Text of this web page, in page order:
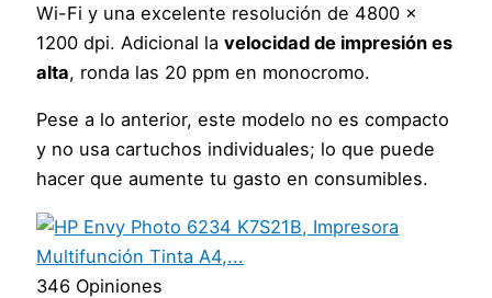
Wi-Fi y una excelente resolución de 4800 x
1200 dpi. Adicional lavelocidad de impresión es
alta, ronda las 20 ppm en monocromo.
Pese a lo anterior, este modelo no es compacto
y no usa cartuchos individuales; lo que puede
hacer que aumente tu gasto en consumibles.
346 Opiniones